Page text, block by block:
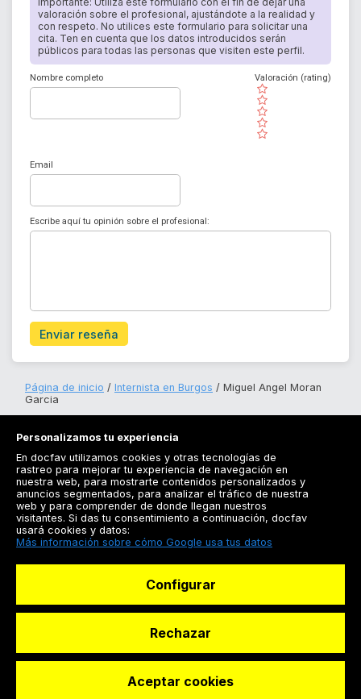
valoración sobre el profesional, ajustándote a la realidad y
con respeto. No utilices este formulario para solicitar una
cita. Ten en cuenta que los datos introducidos serán
públicos para todas las personas que visiten este perfil.
Nombre completo
( )
( )
( )
( )
( )
Valoración (rating)
Email
Escribe aquí tu opinión sobre el profesional:
Enviar reseña
Página de inicio Internista en Burgos
Miguel Angel Moran
Garcia
Registrarse
Docfav
© Dashboard Technologies S.L
Personalizamos tu experiencia
En docfav utilizamos cookies y otras tecnologías de
rastreo para mejorar tu experiencia de navegación en
nuestra web, para mostrarte contenidos personalizados y
anuncios segmentados, para analizar el tráfico de nuestra
web y para comprender de donde llegan nuestros
visitantes. Si das tu consentimiento a continuación, docfav
usará cookies y datos:
Más información sobre cómo Google usa tus datos
Configurar
Rechazar
Aceptar cookies